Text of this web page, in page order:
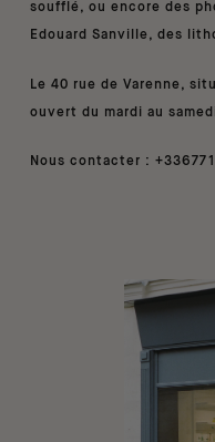
soufflé, ou encore des
Edouard Sanville, des
Le 40 rue de Varenne,
ouvert du mardi au
Nous contacter :